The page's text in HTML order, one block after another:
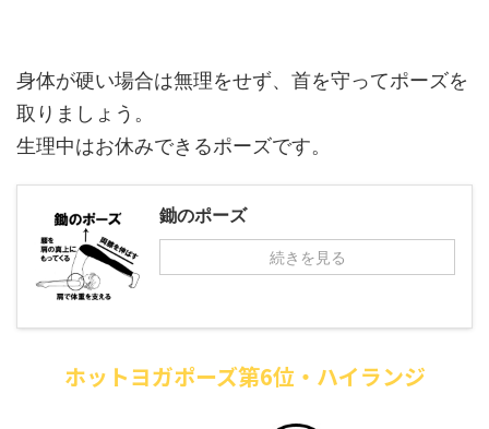
身体が硬い場合は無理をせず、首を守ってポーズを
取りましょう。
生理中はお休みできるポーズです。
鋤のポーズ
続きを見る
ホットヨガポーズ第6位・ハイランジ